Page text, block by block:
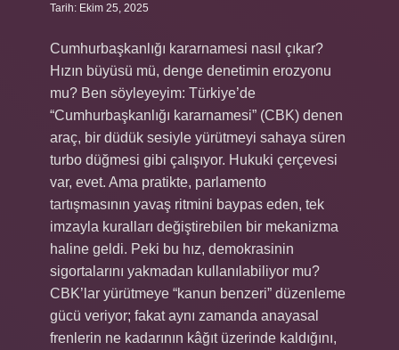
Tarih: Ekim 25, 2025
Cumhurbaşkanlığı kararnamesi nasıl çıkar?
Hızın büyüsü mü, denge denetimin erozyonu
mu? Ben söyleyeyim: Türkiye’de
“Cumhurbaşkanlığı kararnamesi” (CBK) denen
araç, bir düdük sesiyle yürütmeyi sahaya süren
turbo düğmesi gibi çalışıyor. Hukuki çerçevesi
var, evet. Ama pratikte, parlamento
tartışmasının yavaş ritmini baypas eden, tek
imzayla kuralları değiştirebilen bir mekanizma
haline geldi. Peki bu hız, demokrasinin
sigortalarını yakmadan kullanılabiliyor mu?
CBK’lar yürütmeye “kanun benzeri” düzenleme
gücü veriyor; fakat aynı zamanda anayasal
frenlerin ne kadarının kâğıt üzerinde kaldığını,